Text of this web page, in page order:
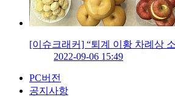
[이슈크래커] “퇴계 이황 차례상
2022-09-06 15:49
PC버전
공지사항